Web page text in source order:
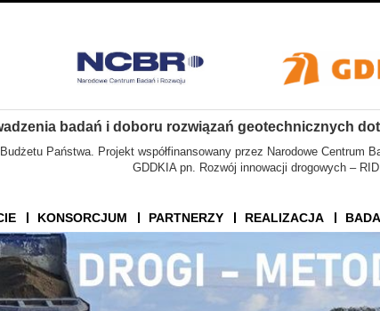
badań i doboru rozwiązań geotechnicznych
Państwa. Projekt współfinansowany przez Narodowe Centrum
GDDKIA pn. Rozwój innowacji drogowych – RID
KONSORCJUM PARTNERZY REALIZACJA